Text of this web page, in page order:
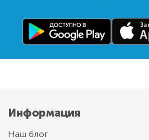
Информация
Наш блог